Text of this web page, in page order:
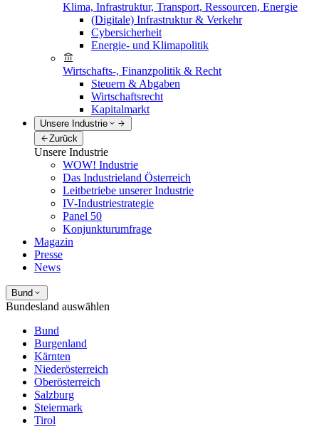
Klima, Infrastruktur, Transport, Ressourcen, Energie
(Digitale) Infrastruktur & Verkehr
Cybersicherheit
Energie- und Klimapolitik
Wirtschafts-, Finanzpolitik & Recht
Steuern & Abgaben
Wirtschaftsrecht
Kapitalmarkt
Unsere Industrie
Zurück
Unsere Industrie
WOW! Industrie
Das Industrieland Österreich
Leitbetriebe unserer Industrie
IV-Industriestrategie
Panel 50
Konjunkturumfrage
Magazin
Presse
News
Bund
Bundesland auswählen
Bund
Burgenland
Kärnten
Niederösterreich
Oberösterreich
Salzburg
Steiermark
Tirol